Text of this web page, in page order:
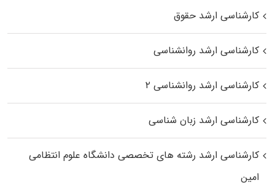
کارشناسی ارشد حقوق
کارشناسی ارشد روانشناسی
کارشناسی ارشد روانشناسی ۲
کارشناسی ارشد زبان شناسی
کارشناسی ارشد رﺷﺘﻪ ﻫﺎی تخصصی داﻧﺸﮕﺎه ﻋﻠﻮم انتظامی
اﻣﻴﻦ